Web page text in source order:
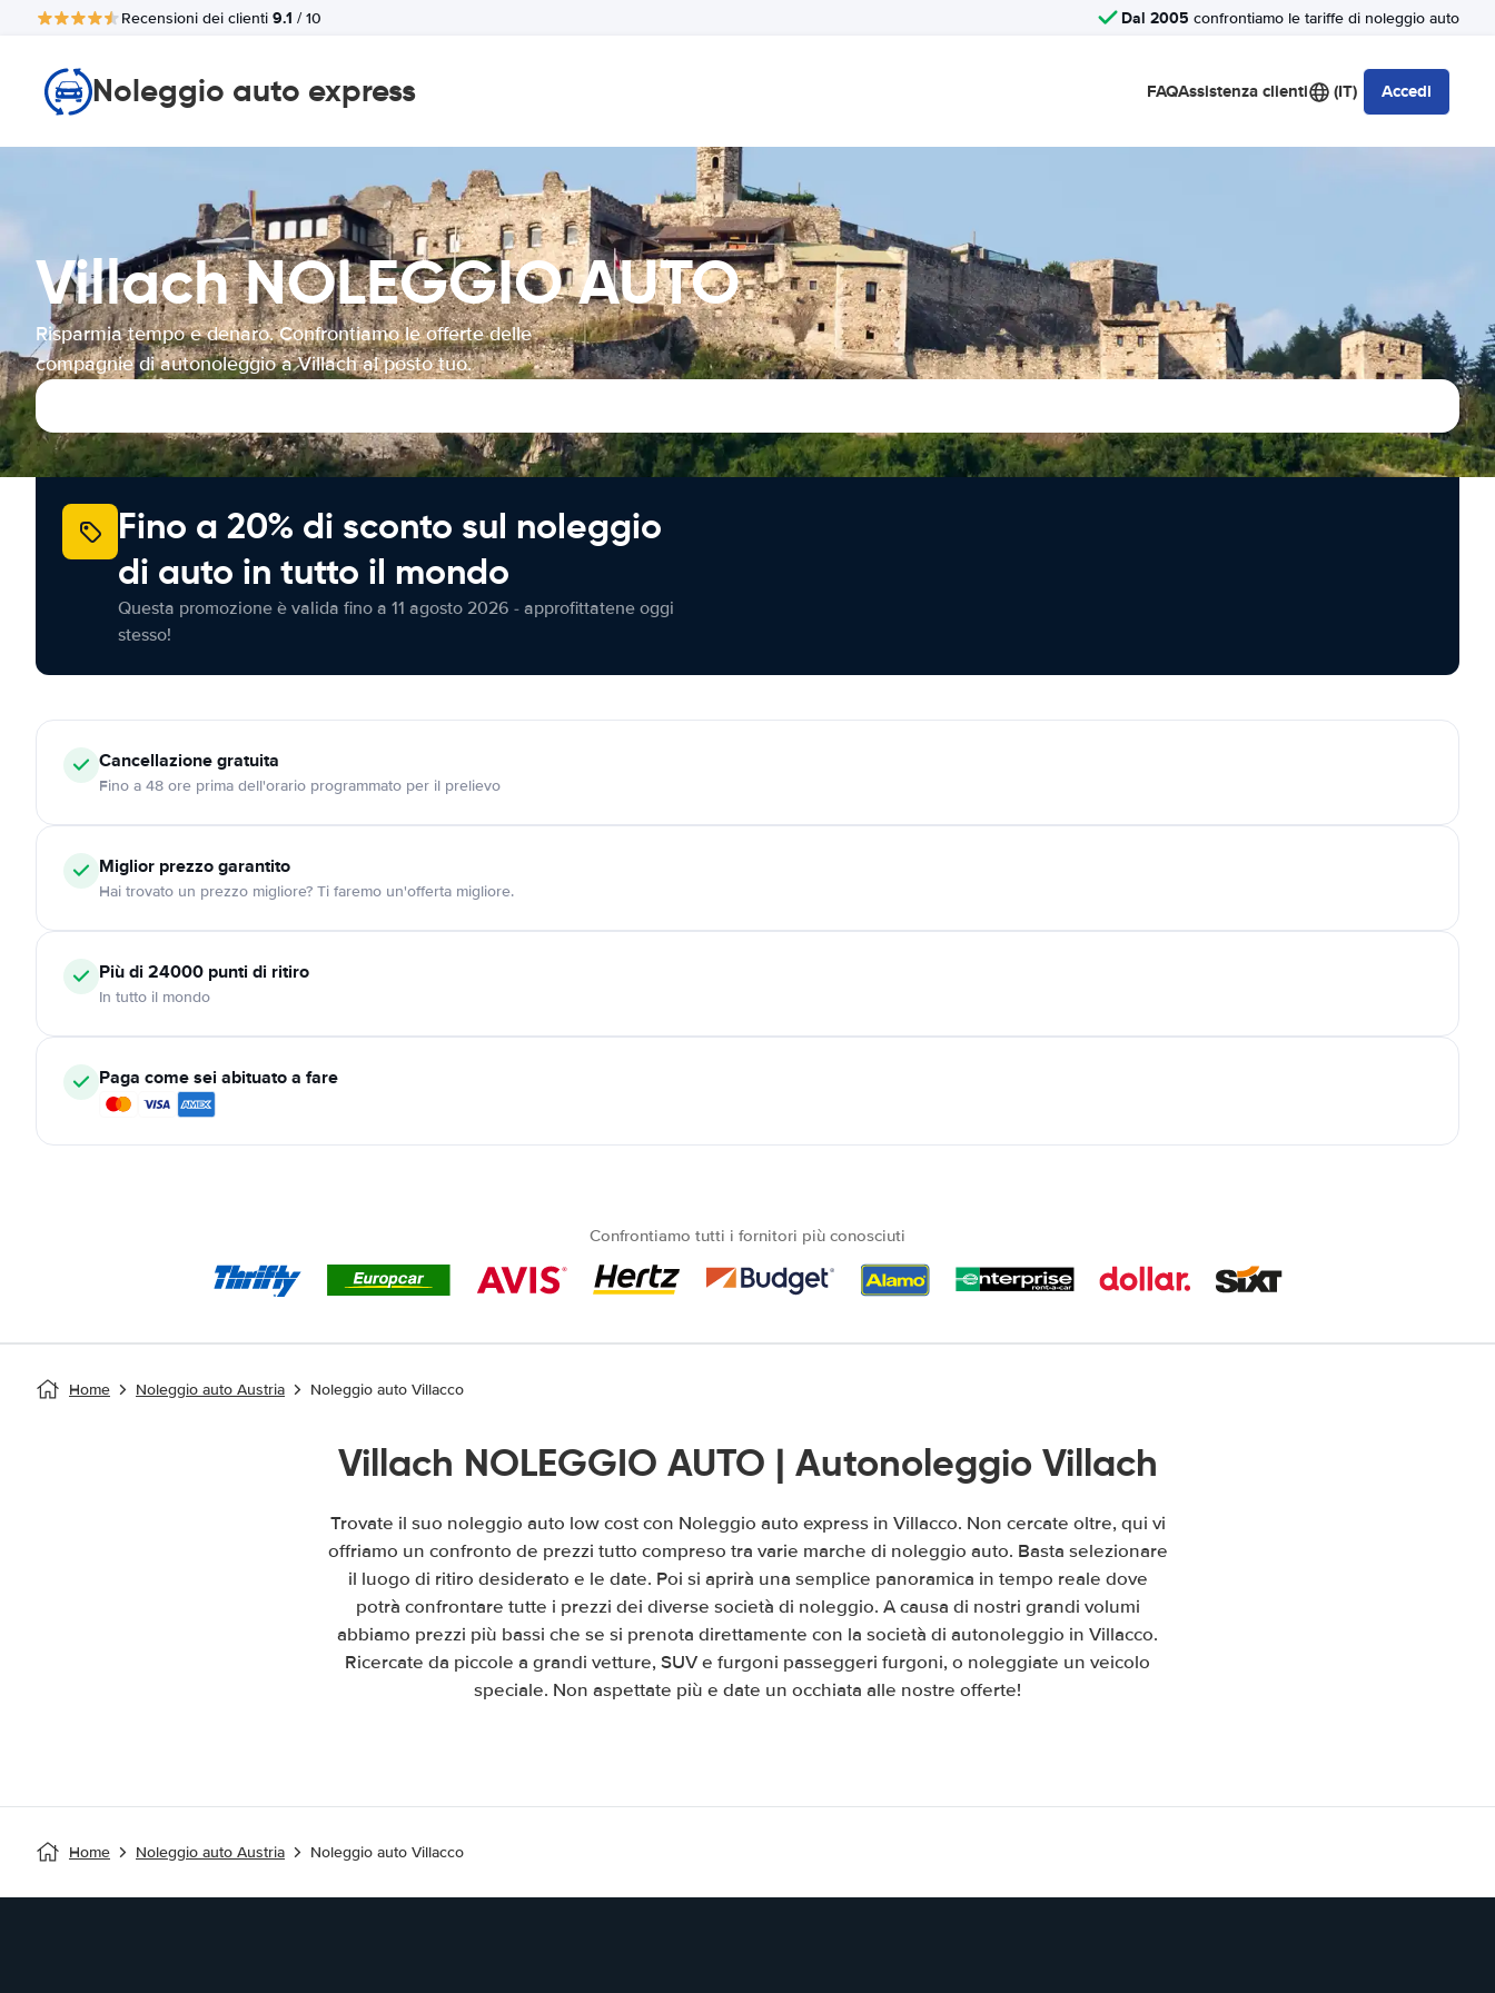
Recensioni dei clienti 9.1 / 10 Dal 2005 confrontiamo le tariffe di noleggio auto
Noleggio auto express FAQAssistenza clienti (IT) Accedi
Villach NOLEGGIO AUTO
Risparmia tempo e denaro. Confrontiamo le offerte delle
compagnie di autonoleggio a Villach al posto tuo.
Fino a 20% di sconto sul noleggio
di auto in tutto il mondo
Questa promozione è valida fino a 11 agosto 2026 - approfittatene oggi
stesso!
Cancellazionegratuita
Fino a 48 ore prima dell'orario programmato per il prelievo
Miglior prezzo garantito
Hai trovato un prezzo migliore? Ti faremo un'offerta migliore.
Più di 24000 punti di ritiro
In tutto il mondo
Paga come sei abituato a fare
Confrontiamo tutti i fornitori più conosciuti
Home Noleggio auto Austria Noleggio auto Villacco
Villach NOLEGGIO AUTO | Autonoleggio Villach
Trovate il suo noleggio auto low cost con Noleggio auto express in Villacco. Non cercate oltre, qui vi
offriamo un confronto de prezzi tutto compreso tra varie marche di noleggio auto. Basta selezionare
il luogo di ritiro desiderato e le date. Poi si aprirà una semplice panoramica in tempo reale dove
potrà confrontare tutte i prezzi dei diverse società di noleggio. A causa di nostri grandi volumi
abbiamo prezzi più bassi che se si prenota direttamente con la società di autonoleggio in Villacco.
Ricercate da piccole a grandi vetture, SUV e furgoni passeggeri furgoni, o noleggiate un veicolo
speciale. Non aspettate più e date un occhiata alle nostre offerte!
Home Noleggio auto Austria Noleggio auto Villacco